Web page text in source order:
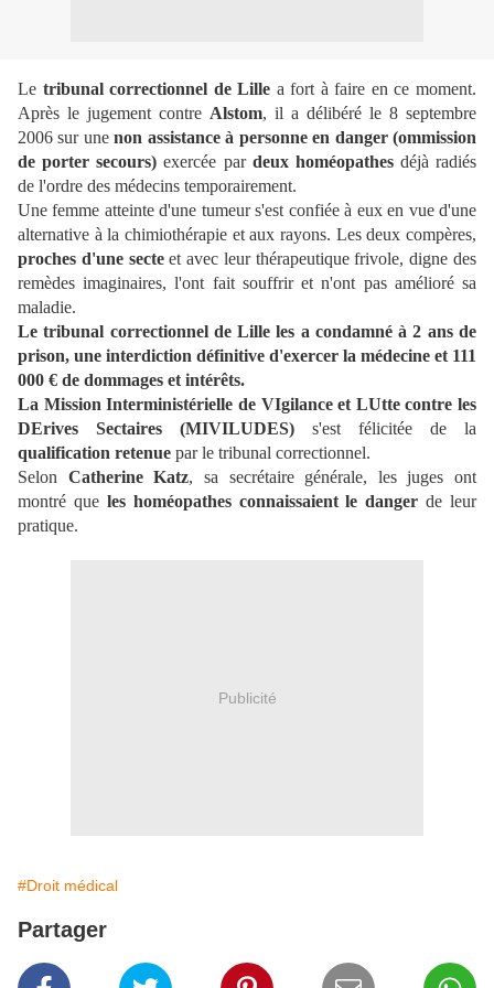
Le tribunal correctionnel de Lille a fort à faire en ce moment.
Après le jugement contre Alstom, il a délibéré le 8 septembre
2006 sur unenon assistance à personne en danger (ommission
de porter secours) exercée par deux homéopathesdéjà radiés
de l'ordre des médecins temporairement.
Une femme atteinte d'une tumeur s'est confiée à eux en vue d'une
alternative à la chimiothérapie et aux rayons. Les deux compères,
proches d'une secteet avec leur thérapeutique frivole, digne des
remèdes imaginaires, l'ont fait souffrir et n'ont pas amélioré sa
maladie.
Le tribunal correctionnel de Lille les a condamné à 2 ans de
prison, une interdiction définitive d'exercer la médecine et 111
000 € de dommages et intérêts.
La Mission Interministérielle de VIgilance et LUtte contre les
DErives Sectaires (MIVILUDES) s'est félicitée de la
qualification retenue par le tribunal correctionnel.
Selon Catherine Katz, sa secrétaire générale, les juges ont
montré que les homéopathes connaissaient le danger de leur
pratique.
Publicité
#Droit médical
Partager